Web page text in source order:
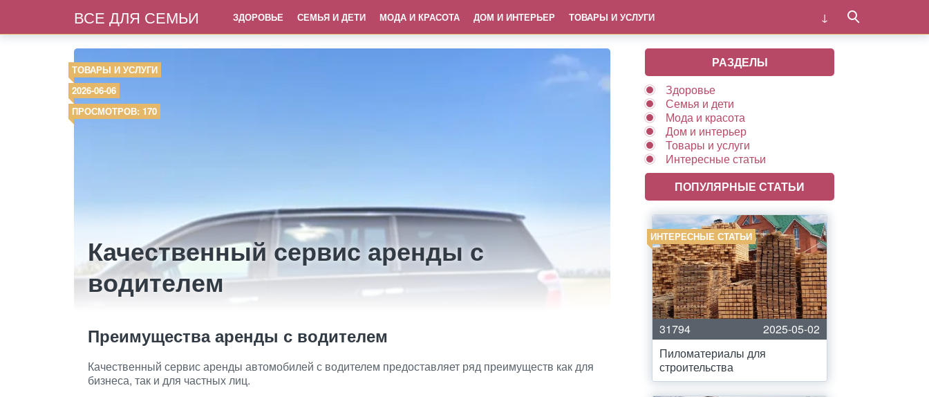
ВСЕ ДЛЯ СЕМЬИ ЗДОРОВЬЕ СЕМЬЯ И ДЕТИ МОДА И КРАСОТА ДОМ И ИНТЕРЬЕР ТОВАРЫ И УСЛУГИ
ТОВАРЫ И УСЛУГИ
2026-06-06
ПРОСМОТРОВ: 170
Качественный сервис аренды с
водителем
Преимущества аренды с водителем
Качественный сервис аренды автомобилей с водителем предоставляет ряд преимуществ как для
бизнеса, так и для частных лиц.
РАЗДЕЛЫ
Здоровье
Семья и дети
Мода и красота
Дом и интерьер
Товары и услуги
Интересные статьи
ПОПУЛЯРНЫЕ СТАТЬИ
ИНТЕРЕСНЫЕ СТАТЬИ
31794
2025-05-02
Пиломатериалы для
строительства